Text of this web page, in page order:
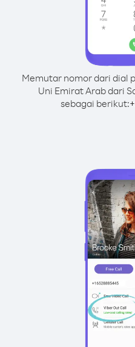
Memutar nomor dari dial
Uni Emirat Arab dari
sebagai berikut:+